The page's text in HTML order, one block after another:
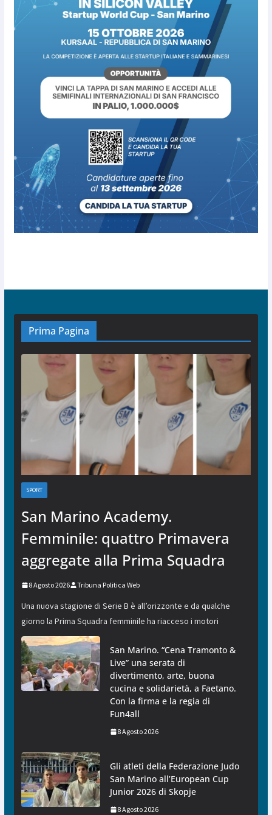
Prima Pagina
SPORT
San Marino Academy.
Femminile: quattro Primavera
aggregate alla Prima Squadra
8 Agosto 2026 Tribuna Politica Web
Una nuova stagione di Serie B è all’orizzonte e da qualche
giorno la Prima Squadra femminile ha riacceso i motori
San Marino. “Cena Tramonto &
Live” una serata di
divertimento, arte, buona
cucina e solidarietà, a Faetano.
Con la firma e la regia di
Fun4all
8 Agosto 2026
Gli atleti della Federazione Judo
San Marino all’European Cup
Junior 2026 di Skopje
8 Agosto 2026